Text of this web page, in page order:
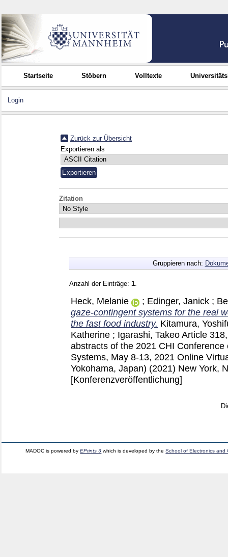
Startseite Stöbern Volltexte
Login
Zurück zur Übersicht
Exportieren als
Zitation
Gruppieren nach:
Anzahl der Einträge: 1
Heck, Melanie ; Edinger, Janick ;
gaze-contingent systems for the real
the fast food industry. Kitamura,
Katherine ; Igarashi, TakeoArticle
abstracts of the 2021 CHI
Systems, May 8-13, 2021 Online
Yokohama, Japan) (2021) New York,
[Konferenzveröffentlichung]
MADOC is powered byEPrints 3 which is developed by theSchool of Electronics and